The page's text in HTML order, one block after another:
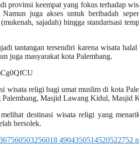
provinsi keempat yang fokus terhadap
juga akses untuk beribadah
sajadah) hingga standarisasi
tantangan tersendiri karena wisata
juga masyarakat kota Palembang.
wisata religi bagi umat muslim di kota
Palembang, Masjid Lawang Kidul, Masjid
destinasi wisata religi yang
bersolek.